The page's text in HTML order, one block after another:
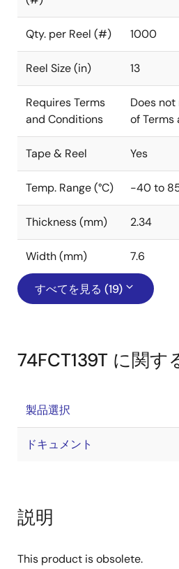
Qty. per Reel (#) 1000
Reel Size (in) 13
Requires Terms
and Conditions
Does
of Terms
Tape & Reel Yes
Temp. Range (°C) -40 to
Thickness (mm) 2.34
Width (mm) 7.6
すべてを見る (19)
74FCT139T に関す
製品選択
ドキュメント
説明
This product is obsolete.